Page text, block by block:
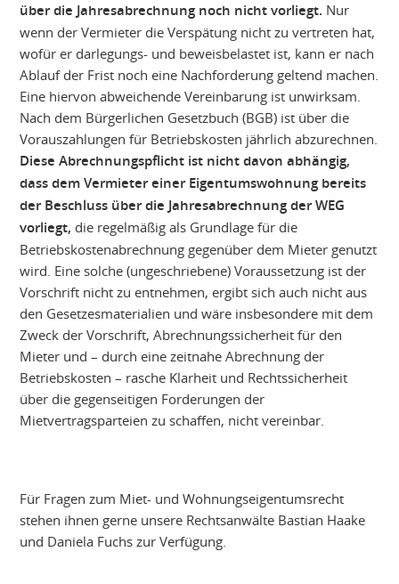
über die Jahresabrechnung noch nicht vorliegt. Nur
wenn der Vermieter die Verspätung nicht zu vertreten hat,
wofür er darlegungs- und beweisbelastet ist, kann er nach
Ablauf der Frist noch eine Nachforderung geltend machen.
Eine hiervon abweichende Vereinbarung ist unwirksam.
Nach dem Bürgerlichen Gesetzbuch (BGB) ist über die
Vorauszahlungen für Betriebskosten jährlich abzurechnen.
Diese Abrechnungspflicht ist nicht davon abhängig,
dass dem Vermieter einer Eigentumswohnung bereits
der Beschluss über die Jahresabrechnung der WEG
vorliegt, die regelmäßig als Grundlage für die
Betriebskostenabrechnung gegenüber dem Mieter genutzt
wird. Eine solche (ungeschriebene) Voraussetzung ist der
Vorschrift nicht zu entnehmen, ergibt sich auch nicht aus
den Gesetzesmaterialien und wäre insbesondere mit dem
Zweck der Vorschrift, Abrechnungssicherheit für den
Mieter und – durch eine zeitnahe Abrechnung der
Betriebskosten – rasche Klarheit und Rechtssicherheit
über die gegenseitigen Forderungen der
Mietvertragsparteien zu schaffen, nicht vereinbar.
Für Fragen zum Miet- und Wohnungseigentumsrecht
stehen ihnen gerne unsere Rechtsanwälte Bastian Haake
und Daniela Fuchs zur Verfügung.